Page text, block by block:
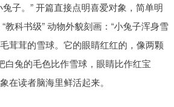
子。” 开篇直接点明喜爱对象，简单明
教科书级” 动物外貌刻画：“小兔子浑身雪
茸茸的雪球。它的眼睛红红的，像两颗
白兔的毛色比作雪球，眼睛比作红宝
在读者脑海里鲜活起来。